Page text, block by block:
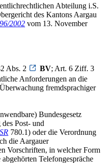
Abteilung i.S.
des Kantons Aargau
2002 vom 13. November
Abs. 2 BV; Art. 6 Ziff. 3
Anforderungen an die
fremdsprachiger
Bundesgesetz
Post- und
SR 780.1) oder die Verordnung
die Aargauer
Vorschriften, in welcher Form
Telefongespräche